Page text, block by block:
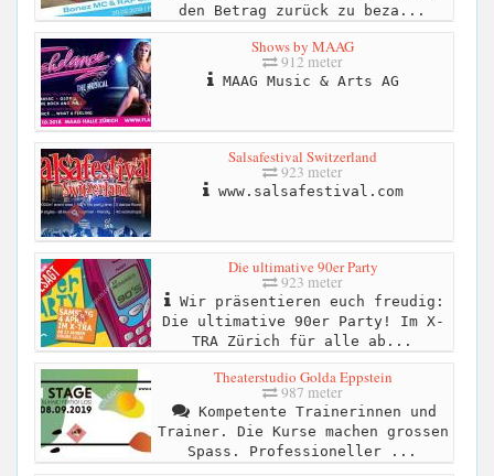
den Betrag zurück zu beza...
Shows by MAAG
912 meter
MAAG Music & Arts AG
Salsafestival Switzerland
923 meter
www.salsafestival.com
Die ultimative 90er Party
923 meter
Wir präsentieren euch freudig:
Die ultimative 90er Party! Im X-
TRA Zürich für alle ab...
Theaterstudio Golda Eppstein
987 meter
Kompetente Trainerinnen und
Trainer. Die Kurse machen grossen
Spass. Professioneller ...